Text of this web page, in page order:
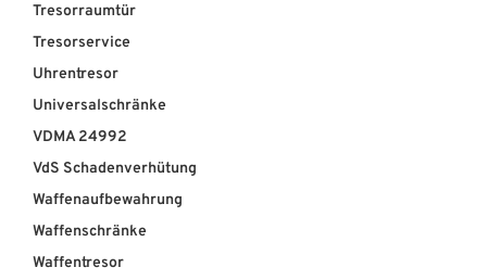
Tresorraumtür
Tresorservice
Uhrentresor
Universalschränke
VDMA 24992
VdS Schadenverhütung
Waffenaufbewahrung
Waffenschränke
Waffentresor